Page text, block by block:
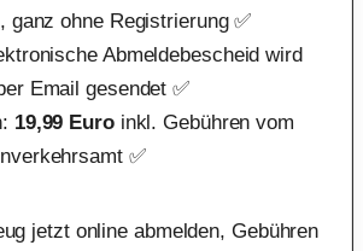
ganz ohne Registrierung ✅
Abmeldebescheid wird
Email gesendet ✅
19,99 Euroinkl. Gebühren vom
✅
jetzt online abmelden, Gebühren